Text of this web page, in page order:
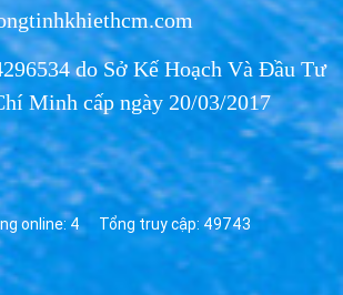
do Sở Kế Hoạch Và Đầu Tư
Minh cấp ngày 20/03/2017
online: 4 Tổng truy cập: 49743